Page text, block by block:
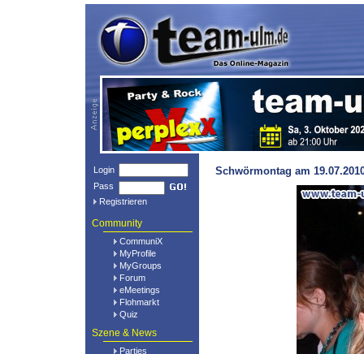
Login
Pass
Registrieren
Community
CommuniX
MyProfile
MyGroups
Forum
eMeetings
Flohmarkt
Quiz
Szene & News
Parties
Schwörmontag am